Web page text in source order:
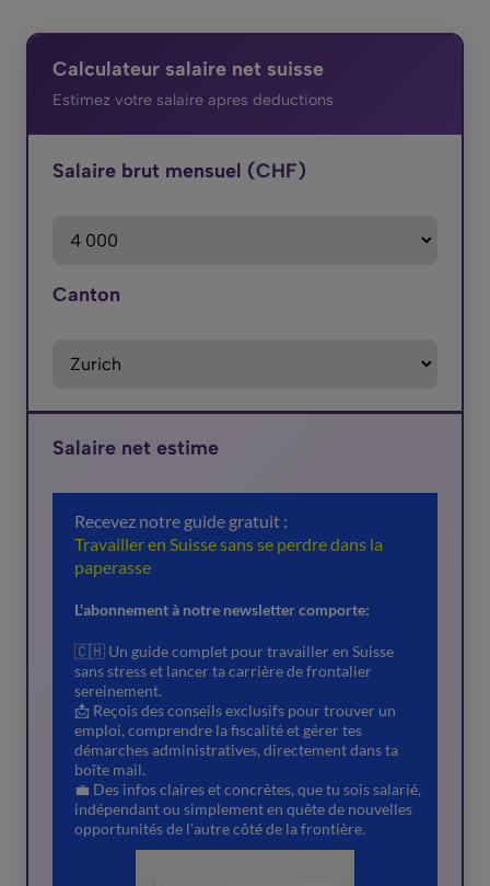
Calculateur salaire net suisse
Estimez votre salaire apres deductions
Salaire brut mensuel (CHF)
Canton
Salaire net estime